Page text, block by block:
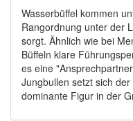
Wasserbüffel kommen
Rangordnung unter der
sorgt. Ähnlich wie bei
Büffeln klare
es eine
Jungbullen setzt sich
dominante Figur in der